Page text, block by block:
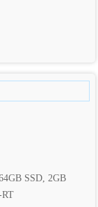
SSD, 2GB